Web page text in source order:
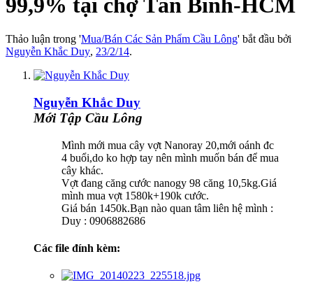
Thảo luận trong 'Mua/Bán Các Sản Phẩm Cầu Lông' bắt đầu bởi
Nguyễn Khắc Duy, 23/2/14.
Nguyễn Khắc Duy
Mới Tập Cầu Lông
Mình mới mua cây vợt Nanoray 20,mới oánh đc
4 buổi,do ko hợp tay nên mình muốn bán để mua
cây khác.
Vợt đang căng cước nanogy 98 căng 10,5kg.Giá
mình mua vợt 1580k+190k cước.
Giá bán 1450k.Bạn nào quan tâm liên hệ mình :
Duy : 0906882686
Các file đính kèm: